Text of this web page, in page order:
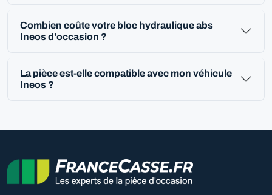
Combien coûte votre bloc hydraulique abs
Ineos d'occasion ?
La pièce est-elle compatible avec mon véhicule
Ineos ?